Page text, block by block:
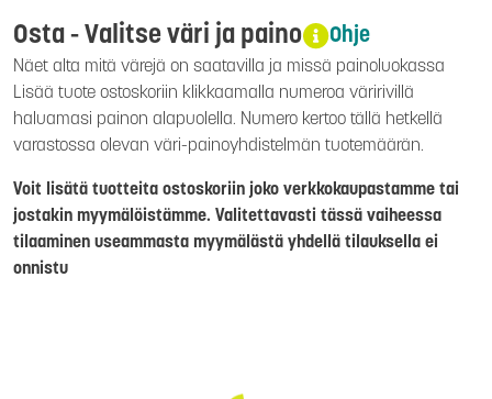
Osta - Valitse väri ja paino Ohje
Näet alta mitä värejä on saatavilla ja missä painoluokassa
Lisää tuote ostoskoriin klikkaamalla numeroa väririvillä
haluamasi painon alapuolella. Numero kertoo tällä hetkellä
varastossa olevan väri-painoyhdistelmän tuotemäärän.
Voit lisätä tuotteita ostoskoriin joko verkkokaupastamme tai
jostakin myymälöistämme. Valitettavasti tässä vaiheessa
tilaaminen useammasta myymälästä yhdellä tilauksella ei
onnistu